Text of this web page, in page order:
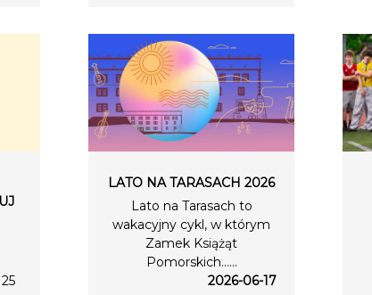
LATO NA TARASACH 2026
Lato na Tarasach to
wakacyjny cykl, w którym
Zamek Książąt
Pomorskich…...
2026-06-17